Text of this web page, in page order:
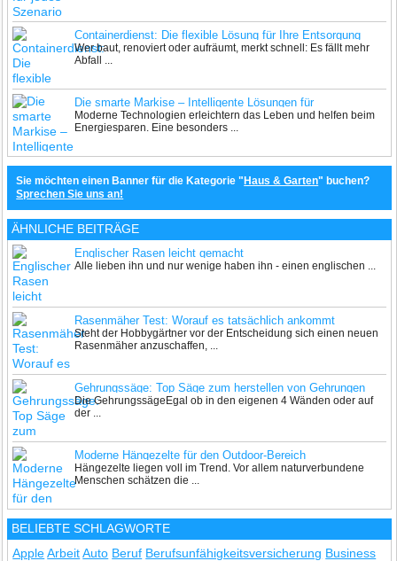
Containerdienst: Die flexible Lösung für Ihre Entsorgung
Wer baut, renoviert oder aufräumt, merkt schnell: Es fällt mehr
Abfall ...
Die smarte Markise – Intelligente Lösungen für
Sonnenschutz und Energieeffizienz
Moderne Technologien erleichtern das Leben und helfen beim
Energiesparen. Eine besonders ...
Sie möchten einen Banner für die Kategorie " Haus & Garten" buchen?
Sprechen Sie uns an!
ÄHNLICHE BEITRÄGE
Englischer Rasen leicht gemacht
Alle lieben ihn und nur wenige haben ihn - einen englischen ...
Rasenmäher Test: Worauf es tatsächlich ankommt
Steht der Hobbygärtner vor der Entscheidung sich einen neuen
Rasenmäher anzuschaffen, ...
Gehrungssäge: Top Säge zum herstellen von Gehrungen
Die GehrungssägeEgal ob in den eigenen 4 Wänden oder auf
der ...
Moderne Hängezelte für den Outdoor-Bereich
Hängezelte liegen voll im Trend. Vor allem naturverbundene
Menschen schätzen die ...
BELIEBTE SCHLAGWORTE
Apple Arbeit Auto Beruf Berufsunfähigkeitsversicherung Business